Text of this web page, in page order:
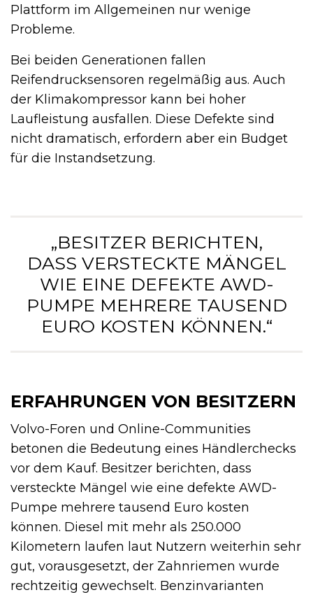
Plattform im Allgemeinen nur wenige
Probleme.
Bei beiden Generationen fallen
Reifendrucksensoren regelmäßig aus. Auch
der Klimakompressor kann bei hoher
Laufleistung ausfallen. Diese Defekte sind
nicht dramatisch, erfordern aber ein Budget
für die Instandsetzung.
„BESITZER BERICHTEN,
DASS VERSTECKTE MÄNGEL
WIE EINE DEFEKTE AWD-
PUMPE MEHRERE TAUSEND
EURO KOSTEN KÖNNEN.“
ERFAHRUNGEN VON BESITZERN
Volvo-Foren und Online-Communities
betonen die Bedeutung eines Händlerchecks
vor dem Kauf. Besitzer berichten, dass
versteckte Mängel wie eine defekte AWD-
Pumpe mehrere tausend Euro kosten
können. Diesel mit mehr als 250.000
Kilometern laufen laut Nutzern weiterhin sehr
gut, vorausgesetzt, der Zahnriemen wurde
rechtzeitig gewechselt. Benzinvarianten